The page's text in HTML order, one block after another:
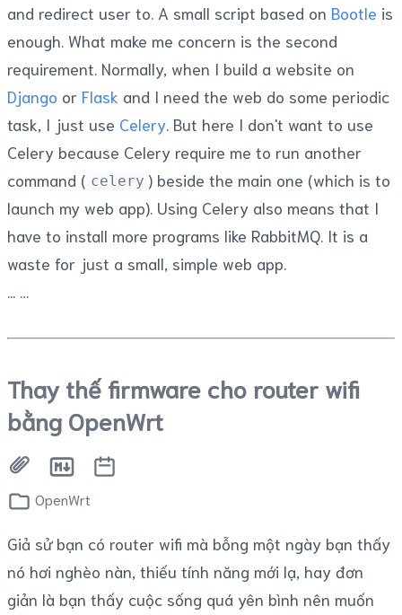
and redirect user to. A small script based on Bootle is
enough. What make me concern is the second
requirement. Normally, when I build a website on
Django or Flask and I need the web do some periodic
task, I just use Celery . But here I don't want to use
Celery because Celery require me to run another
command ( celery ) beside the main one (which is to
launch my web app). Using Celery also means that I
have to install more programs like RabbitMQ. It is a
waste for just a small, simple web app.
Thay thế firmware cho router wifi
bằng OpenWrt
OpenWrt
Giả sử bạn có router wifi mà bỗng một ngày bạn thấy
nó hơi nghèo nàn, thiếu tính năng mới lạ, hay đơn
giản là bạn thấy cuộc sống quá yên bình nên muốn